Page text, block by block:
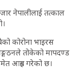
नेपालीलाई तत्काल
कोरोना भाइरस
तोकेको मापदण्ड
आग्रह गरेको छ।